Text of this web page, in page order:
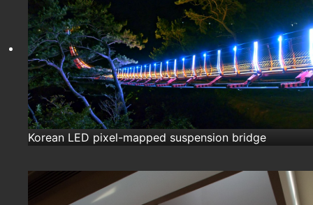
Korean LED pixel-mapped suspension bridge